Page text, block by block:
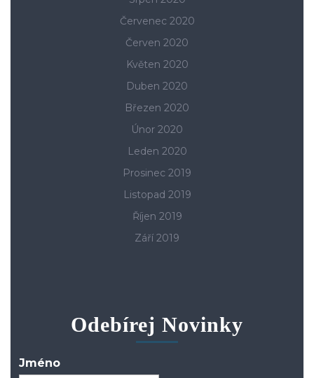
Červenec 2020
Červen 2020
Květen 2020
Duben 2020
Březen 2020
Únor 2020
Leden 2020
Prosinec 2019
Listopad 2019
Říjen 2019
Září 2019
Odebírej Novinky
Jméno